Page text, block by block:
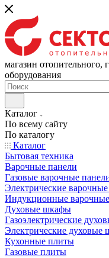
магазин отопительного,
оборудования
Каталог
По всему сайту
По каталогу
Каталог
Бытовая техника
Варочные панели
Газовые варочные
Электрические
Индукционные
Духовые шкафы
Газоэлектрические
Электрические духовые
Кухонные плиты
Газовые плиты